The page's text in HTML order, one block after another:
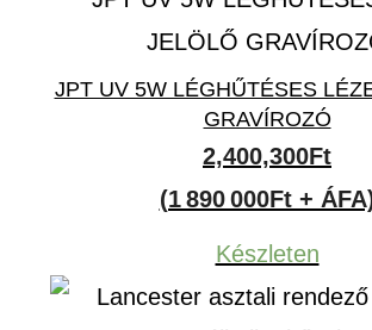
JPT UV 5W LÉGHŰTÉSES
GRAVÍROZÓ
2,400,300Ft
(1 890 000Ft +
Készleten